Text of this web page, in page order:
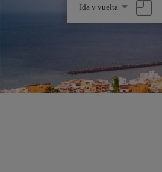
Seleccione
una
opción
Ida y vuelta